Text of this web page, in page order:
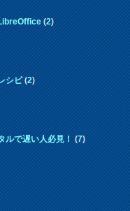
(2)
シピ(2)
ルで遅い人必見！(7)